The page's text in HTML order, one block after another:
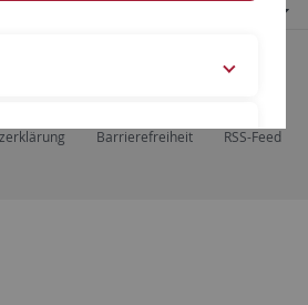
Tübingen, Tübingen
Barrierefreiheit RSS-Feed